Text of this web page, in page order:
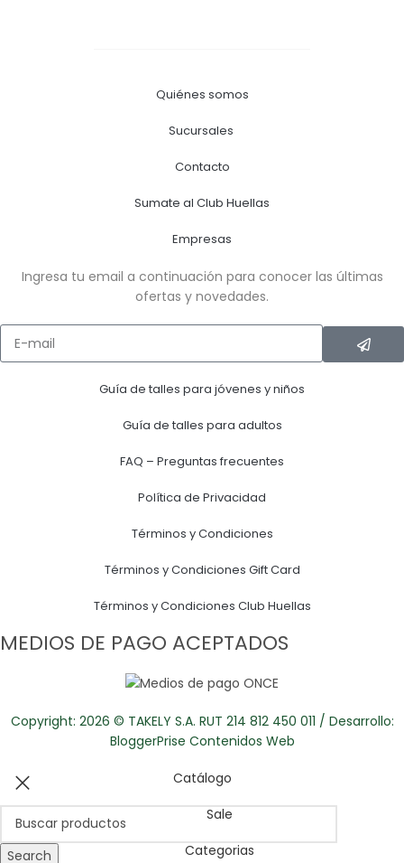
Quiénes somos
Sucursales
Contacto
Sumate al Club Huellas
Empresas
Ingresa tu email a continuación para conocer las últimas
ofertas y novedades.
Guía de talles para jóvenes y niños
Guía de talles para adultos
FAQ – Preguntas frecuentes
Política de Privacidad
Términos y Condiciones
Términos y Condiciones Gift Card
Términos y Condiciones Club Huellas
MEDIOS DE PAGO ACEPTADOS
Copyright: 2026 © TAKELY S.A. RUT 214 812 450 011 / Desarrollo:
BloggerPrise Contenidos Web
Search
Catálogo
Sale
Categorias